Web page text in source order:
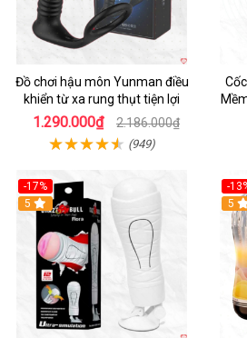
Đồ chơi hậu môn Yunman điều
khiển từ xa rung thụt tiện lợi
1.290.000₫ 2.186.000₫
(949)
-17%
5
-
Hot
5